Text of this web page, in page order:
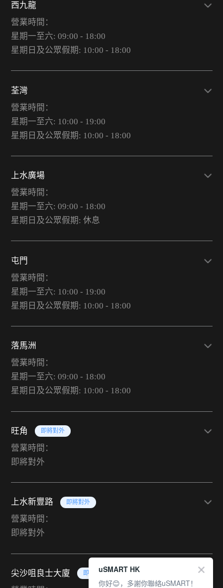
西九龍
營業時間：
星期一至六: 09:00 - 18:00
星期日及公眾假期: 10:00 - 18:00
荃灣
營業時間：
星期一至六: 10:00 - 19:00
星期日及公眾假期: 10:00 - 18:00
上水廣場
營業時間：
星期一至六: 09:00 - 18:00
星期日及公眾假期: 休息
屯門
營業時間：
星期一至六: 10:00 - 19:00
星期日及公眾假期: 10:00 - 18:00
落馬洲
營業時間：
星期一至六: 09:00 - 18:00
星期日及公眾假期: 10:00 - 18:00
旺角 即將對外
營業時間：
即將對外
上水新豐路 即將對外
營業時間：
即將對外
尖沙咀良士大廈 即將對外uSMART HK
你好😊，多謝你聯絡uSMART！